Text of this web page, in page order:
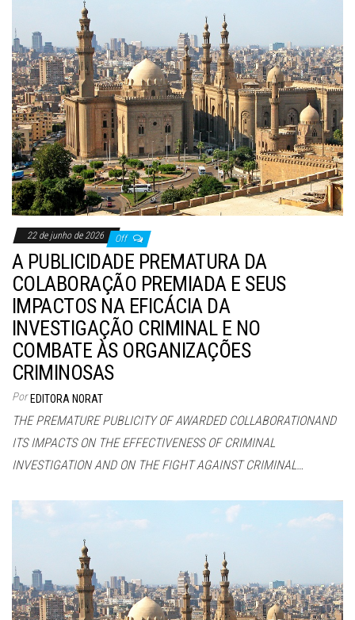
22 de junho de 2026 Off
A PUBLICIDADE PREMATURA DA
COLABORAÇÃO PREMIADA E SEUS
IMPACTOS NA EFICÁCIA DA
INVESTIGAÇÃO CRIMINAL E NO
COMBATE ÀS ORGANIZAÇÕES
CRIMINOSAS
Por EDITORA NORAT
THE PREMATURE PUBLICITY OF AWARDED COLLABORATIONAND
ITS IMPACTS ON THE EFFECTIVENESS OF CRIMINAL
INVESTIGATION AND ON THE FIGHT AGAINST CRIMINAL…